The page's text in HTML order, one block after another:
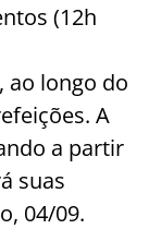
(12h
ao longo do
A
a partir
suas
04/09.